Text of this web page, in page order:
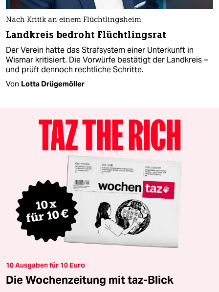
Nach Kritik an einem Flüchtlingsheim
Landkreis bedroht Flüchtlingsrat
Der Verein hatte das Strafsystem einer Unterkunft in
Wismar kritisiert. Die Vorwürfe bestätigt der Landkreis –
und prüft dennoch rechtliche Schritte.
Von Lotta Drügemöller
10 Ausgaben für 10 Euro
Die Wochenzeitung mit taz-Blick